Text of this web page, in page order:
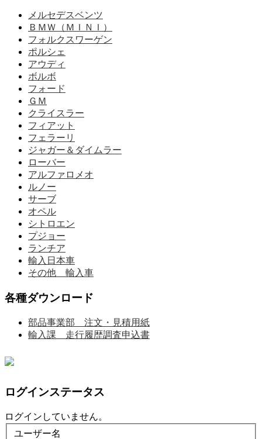
メルセデスベンツ
ＢＭＷ（ＭＩＮＩ）
フォルクスワーゲン
ポルシェ
アウディ
ボルボ
フォード
ＧＭ
クライスラー
フィアット
フェラーリ
ジャガー＆ダイムラー
ローバー
アルファロメオ
ルノー
サーブ
オペル
シトロエン
プジョー
ランチア
輸入日本車
その他 輸入車
各種ダウンロード
部品事業部 注文・見積用紙
輸入課 走行履歴調査申込書
ログインステータス
ログインしていません。
ユーザー名